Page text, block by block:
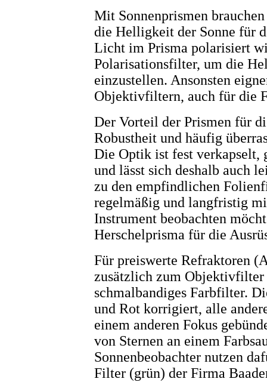
Mit Sonnenprismen
die Helligkeit der Sonne für
Licht im Prisma polarisiert
Polarisationsfilter, um die
einzustellen. Ansonsten
Objektivfiltern, auch für die
Der Vorteil der Prismen für
Robustheit und häufig
Die Optik ist fest verkapselt,
und lässt sich deshalb auch
zu den empfindlichen
regelmäßig und langfristig
Instrument beobachten
Herschelprisma für die
Für preiswerte Refraktoren
zusätzlich zum
schmalbandiges Farbfilter.
und Rot korrigiert, alle
einem anderen Fokus
von Sternen an einem
Sonnenbeobachter nutzen
Filter (grün) der Firma